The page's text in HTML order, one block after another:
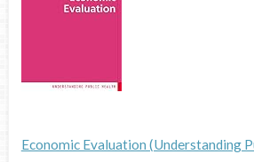
Economic Evaluation (Understanding